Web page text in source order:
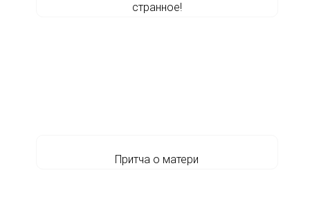
странное!
Притча о матери